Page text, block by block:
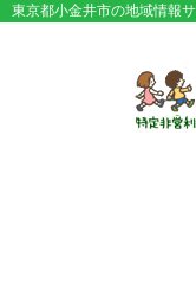
東京都小金井市の地域情報